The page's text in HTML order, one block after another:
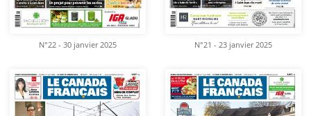
N°22 - 30 janvier 2025 N°21 - 23 janvier 2025